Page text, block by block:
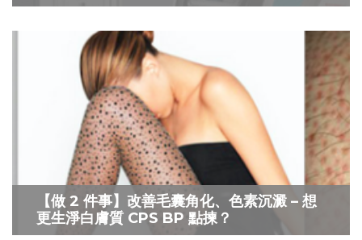
【做 2 件事】改善毛囊角化、色素沉澱 – 想
更生淨白膚質 CPS BP 點揀？